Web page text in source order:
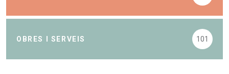
OBRES I SERVEIS 101